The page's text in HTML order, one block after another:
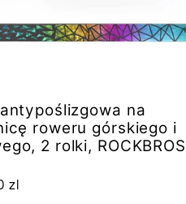
na
roweru górskiego i
2 rolki, ROCKBROS
zl